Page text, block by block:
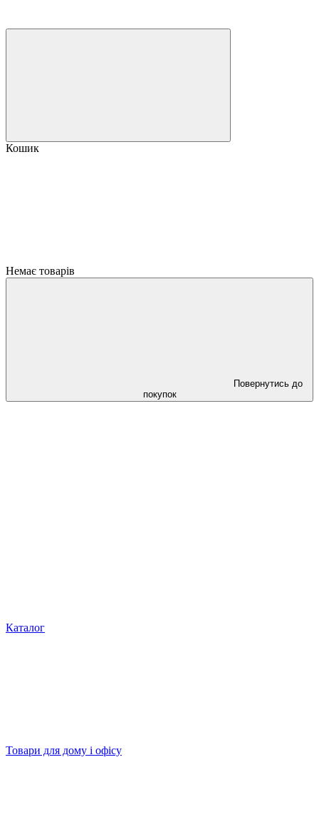
Кошик
Немає товарів
Повернутись до
покупок
Каталог
Товари для дому і офісу